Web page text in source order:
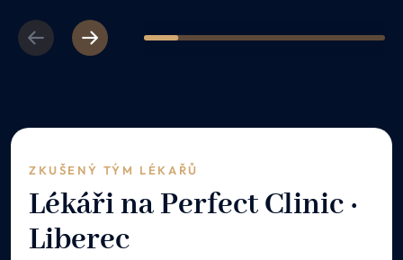
PreviousNext 1 2 3 4 5 6 7
ZKUŠENÝ TÝM LÉKAŘŮ
Lékáři na Perfect Clinic ·
Liberec